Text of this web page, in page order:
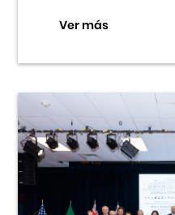
Ver más